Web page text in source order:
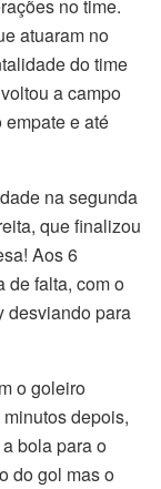
no time.
atuaram no
do time
a campo
e até
na segunda
que finalizou
Aos 6
de falta, com o
desviando para
o goleiro
depois,
bola para o
do gol mas o